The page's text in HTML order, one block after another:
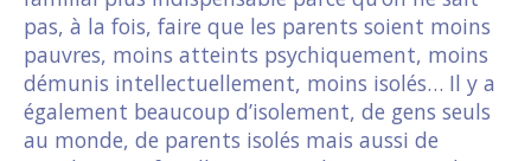
pas, à la fois, faire que les parents soient moins
pauvres, moins atteints psychiquement, moins
démunis intellectuellement, moins isolés… Il y a
également beaucoup d’isolement, de gens seuls
au monde, de parents isolés mais aussi de